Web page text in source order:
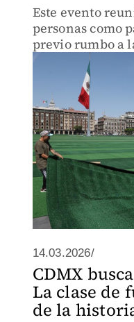
Este evento
personas como
previo rumbo a
14.03.2026/
CDMX
La clase de
de la